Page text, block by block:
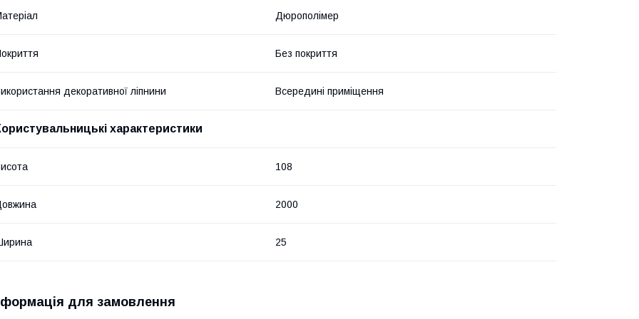
Дюрополімер
Без покриття
декоративної ліпнини Всередині приміщення
характеристики
108
2000
25
для замовлення